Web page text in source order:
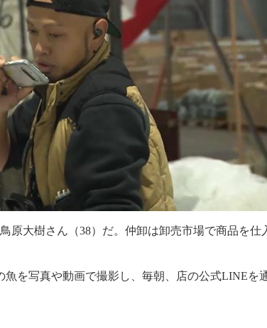
原大樹さん（38）だ。仲卸は卸売市場で商品を仕
魚を写真や動画で撮影し、毎朝、店の公式LINEを